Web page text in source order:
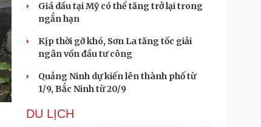
Giá dầu tại Mỹ có thể tăng trở lại trong
ngắn hạn
Kịp thời gỡ khó, Sơn La tăng tốc giải
ngân vốn đầu tư công
Quảng Ninh dự kiến lên thành phố từ
1/9, Bắc Ninh từ 20/9
DU LỊCH